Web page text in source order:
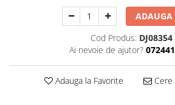
ADAUGA
Cod Produs: DJ08354
Ai nevoie de ajutor?
Adauga la Favorite Cere